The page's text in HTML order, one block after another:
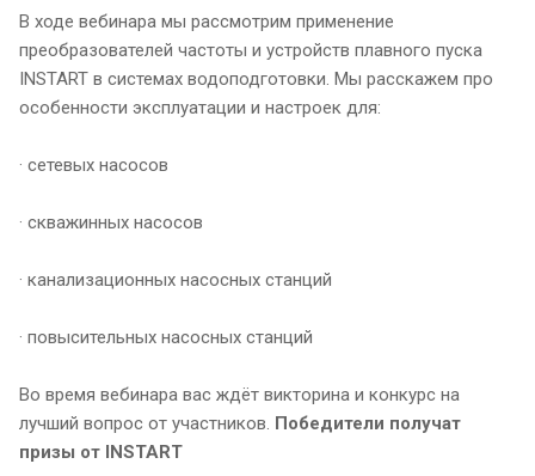
В ходе вебинара мы рассмотрим применение
преобразователей частоты и устройств плавного пуска
INSTART в системах водоподготовки. Мы расскажем про
особенности эксплуатации и настроек для:
· сетевых насосов
· скважинных насосов
· канализационных насосных станций
· повысительных насосных станций
Во время вебинара вас ждёт викторина и конкурс на
лучший вопрос от участников. Победители получат
призы от INSTART